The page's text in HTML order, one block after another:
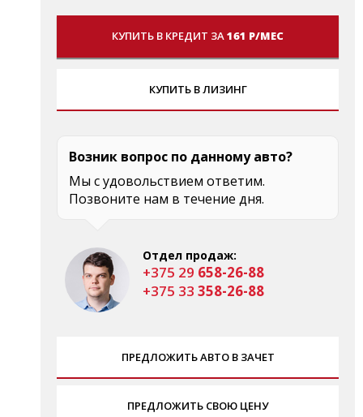
КУПИТЬ В КРЕДИТ ЗА161 Р/МЕС
КУПИТЬ В ЛИЗИНГ
Возник вопрос по данному авто?
Мы с удовольствием ответим.
Позвоните нам в течение дня.
Отдел продаж:
+375 29 658-26-88
+375 33 358-26-88
ПРЕДЛОЖИТЬ АВТО В ЗАЧЕТ
ПРЕДЛОЖИТЬ СВОЮ ЦЕНУ